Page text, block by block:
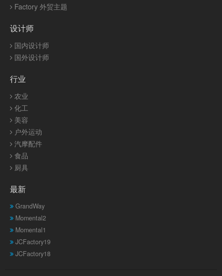
Factory 外贸主题
设计师
国内设计师
国外设计师
行业
农业
化工
美容
户外运动
汽摩配件
食品
厨具
最新
GrandWay
Momental2
Momental1
JCFactory19
JCFactory18